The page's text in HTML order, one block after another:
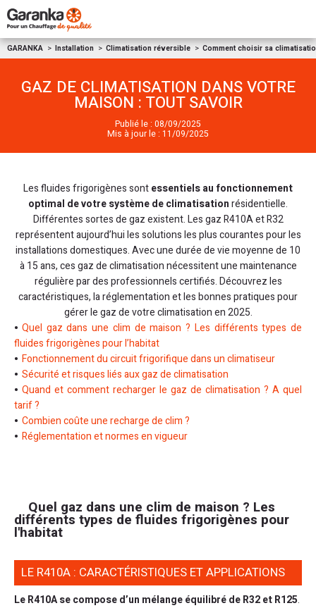
GARANKA Installation Climatisation réversible Comment choisir sa
GAZ DE CLIMATISATION DANS VOTRE
MAISON : TOUT SAVOIR
Publié le : 08/09/2025
Mis à jour le : 11/09/2025
Les fluides frigorigènes sontessentiels au fonctionnement
optimal de votre système de climatisationrésidentielle.
Différentes sortes de gaz existent. Les gaz R410A et R32
représentent aujourd’hui les solutions les plus courantes pour les
installations domestiques. Avec une durée de vie moyenne de 10
à 15 ans, ces gaz de climatisation nécessitent une maintenance
régulière par des professionnels certifiés. Découvrez les
caractéristiques, la réglementation et les bonnes pratiques pour
gérer le gaz de votre climatisation en 2025.
Quel gaz dans une clim de maison ? Les différents types de
fluides frigorigènes pour l’habitat
Fonctionnement du circuit frigorifique dans un climatiseur
Sécurité et risques liés aux gaz de climatisation
Quand et comment recharger le gaz de climatisation ? A quel
tarif ?
Combien coûte une recharge de clim ?
Réglementation et normes en vigueur
Quel gaz dans une clim de maison ? Les
différents types de fluides frigorigènes pour
l'habitat
LE R410A : CARACTÉRISTIQUES ET APPLICATIONS
Le R410A se compose d’un mélange équilibré de R32 et R125.